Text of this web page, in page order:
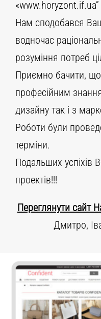
«www.horyzont.if.ua”
Нам сподобався
водночас
розуміння потреб
Приємно бачити,
професійним
дизайну так і з
Роботи були
терміни.
Подальших успіхів
проектів!!!
Переглянути сайт
Дмитро,